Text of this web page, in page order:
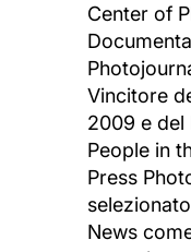
Center of
Vincitore
2009 e del
People in
Press
News